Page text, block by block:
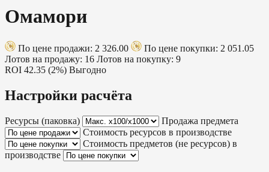
Омамори
По цене продажи: 2 326.00
По цене покупки: 2 051.05
Лотов на продажу: 16 Лотов на покупку: 9
ROI 42.35 (2%) Выгодно
Настройки расчёта
Ресурсы (паковка)
Продажа предмета
Стоимость ресурсов в производстве
Стоимость предметов (не ресурсов) в
производстве